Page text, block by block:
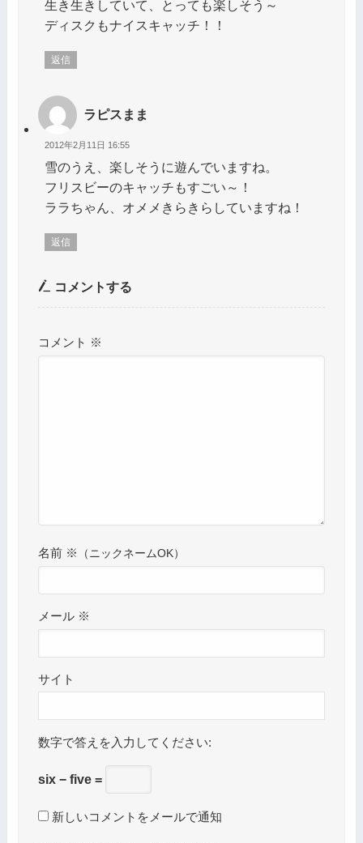
生き生きしていて、とっても楽しそう～
ディスクもナイスキャッチ！！
返信
ラピスまま
2012年2月11日 16:55
雪のうえ、楽しそうに遊んでいますね。
フリスビーのキャッチもすごい～！
ララちゃん、オメメきらきらしていますね！
返信
コメントする
コメント ※
名前 ※
メール ※
サイト
数字で答えを入力してください:
six − five =
新しいコメントをメールで通知